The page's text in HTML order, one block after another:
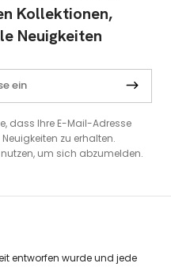
Kollektionen,
Neuigkeiten
dass Ihre E-Mail-Adresse
zu erhalten.
um sich abzumelden.
entworfen wurde und jede